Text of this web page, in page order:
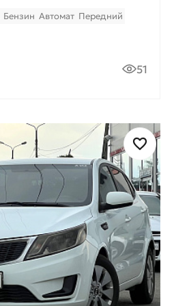
Бензин Автомат Передний
51